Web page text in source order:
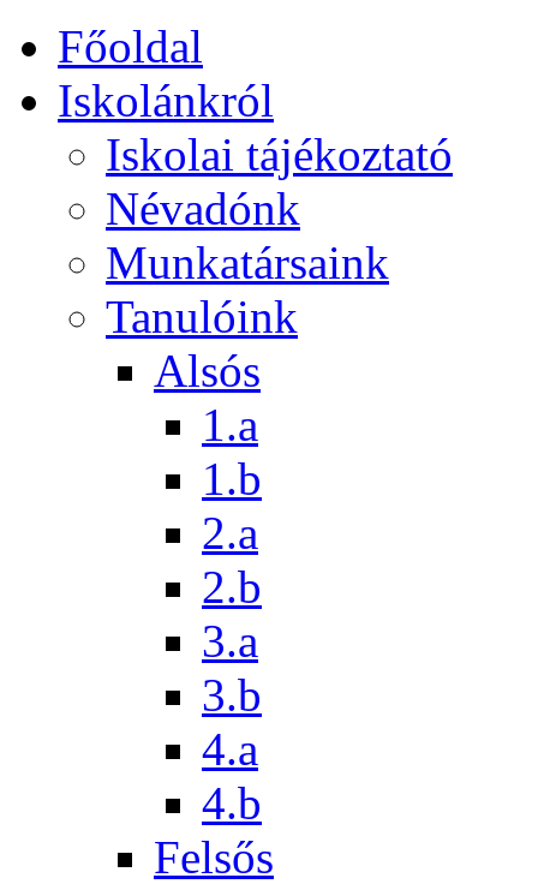
Főoldal
Iskolánkról
Iskolai tájékoztató
Névadónk
Munkatársaink
Tanulóink
Alsós
1.a
1.b
2.a
2.b
3.a
3.b
4.a
4.b
Felsős